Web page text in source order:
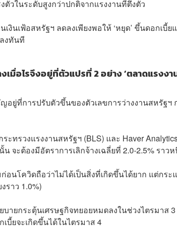
ตัวในระดับสูงกว่าปกติจากแรงงานที่ตึงตัว
เงินเฟ้อสหรัฐฯ ลดลงเพียงพอให้ ‘หยุด’ ขึ้นดอกเบี้
งทันที
เมื่อไรจึงอยู่ที่ตัวแปรที่ 2 อย่าง ‘ตลาดแรงงา
อยู่ที่การปรับตัวขึ้นของตัวเลขการว่างงานสหรัฐฯ
ะทรวงแรงงานสหรัฐฯ (BLS) และ Haver
จะต้องมีอัตราการเลิกจ้างเฉลี่ยที่ 2.0-2.5% ราว
อนโควิดถือว่าไม่ได้เป็นสิ่งที่เกิดขึ้นได้ยาก แต่กระ
ราว 1.0%)
บายกระตุ้นเศรษฐกิจทยอยหมดลงในช่วงไตรมาส
เบี้ยจะเกิดขึ้นได้ในไตรมาส 4